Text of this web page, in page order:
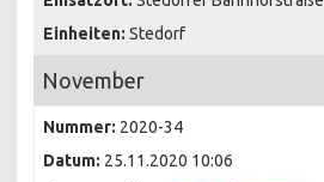
Einheiten: Stedorf
November
Nummer: 2020-34
Datum: 25.11.2020 10:06